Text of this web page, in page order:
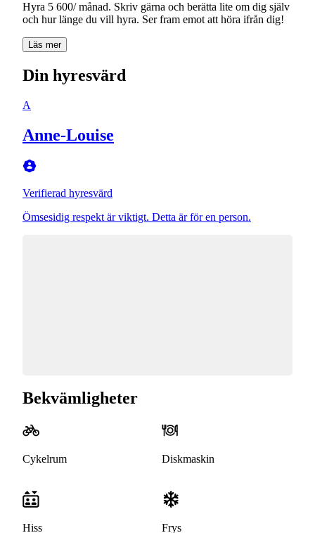
Hyra 5 600/ månad. Skriv gärna och berätta lite om dig själv
Läs mer
Din hyresvärd
A
Anne-Louise
Verifierad hyresvärd
Ömsesidig respekt är viktigt. Detta är för en person.
Bekvämligheter
Cykelrum Diskmaskin
Hiss Frys